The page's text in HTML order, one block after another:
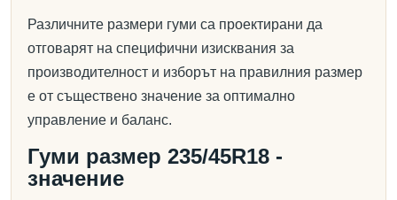
Различните размери гуми са проектирани да
отговарят на специфични изисквания за
производителност и изборът на правилния размер
е от съществено значение за оптимално
управление и баланс.
Гуми размер 235/45R18 -
значение